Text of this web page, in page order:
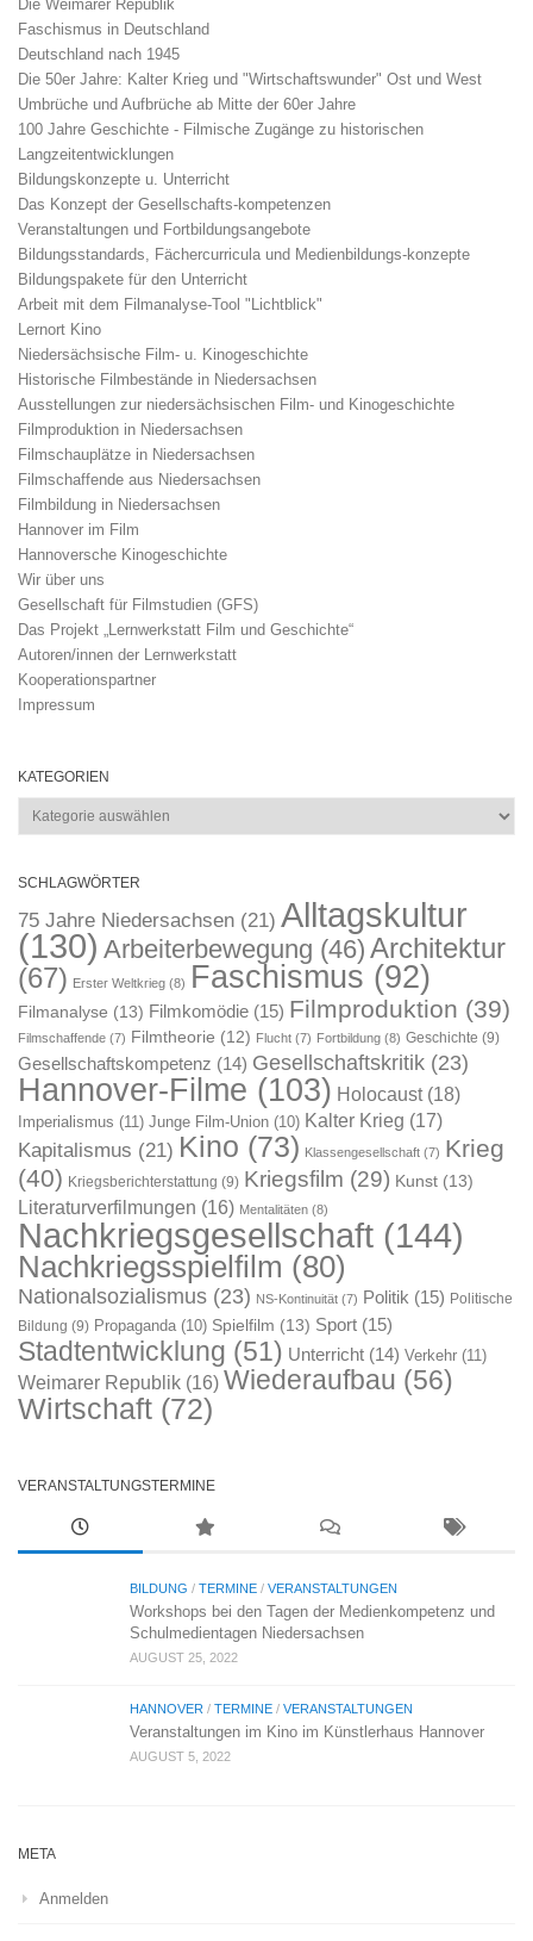
Die Weimarer Republik
Faschismus in Deutschland
Deutschland nach 1945
Die 50er Jahre: Kalter Krieg und "Wirtschaftswunder" Ost und West
Umbrüche und Aufbrüche ab Mitte der 60er Jahre
100 Jahre Geschichte - Filmische Zugänge zu historischen
Langzeitentwicklungen
Bildungskonzepte u. Unterricht
Das Konzept der Gesellschafts-kompetenzen
Veranstaltungen und Fortbildungsangebote
Bildungsstandards, Fächercurricula und Medienbildungs-konzepte
Bildungspakete für den Unterricht
Arbeit mit dem Filmanalyse-Tool "Lichtblick"
Lernort Kino
Niedersächsische Film- u. Kinogeschichte
Historische Filmbestände in Niedersachsen
Ausstellungen zur niedersächsischen Film- und Kinogeschichte
Filmproduktion in Niedersachsen
Filmschauplätze in Niedersachsen
Filmschaffende aus Niedersachsen
Filmbildung in Niedersachsen
Hannover im Film
Hannoversche Kinogeschichte
Wir über uns
Gesellschaft für Filmstudien (GFS)
Das Projekt „Lernwerkstatt Film und Geschichte“
Autoren/innen der Lernwerkstatt
Kooperationspartner
Impressum
KATEGORIEN
Kategorien
SCHLAGWÖRTER
75 Jahre Niedersachsen (21) Alltagskultur
(130) Arbeiterbewegung (46) Architektur
(67) Erster Weltkrieg (8) Faschismus (92)
Filmanalyse (13) Filmkomödie (15) Filmproduktion (39)
Filmschaffende (7) Filmtheorie (12) Flucht (7) Fortbildung (8) Geschichte (9)
Gesellschaftskompetenz (14) Gesellschaftskritik (23)
Hannover-Filme (103) Holocaust(18)
Imperialismus (11) Junge Film-Union (10) Kalter Krieg (17)
Kapitalismus (21) Kino (73) Klassengesellschaft (7) Krieg
(40) Kriegsberichterstattung (9) Kriegsfilm (29) Kunst (13)
Literaturverfilmungen (16) Mentalitäten (8)
Nachkriegsgesellschaft (144)
Nachkriegsspielfilm (80)
Nationalsozialismus (23) NS-Kontinuität (7) Politik (15) Politische
Bildung (9) Propaganda (10) Spielfilm (13) Sport (15)
Stadtentwicklung (51) Unterricht (14) Verkehr (11)
Weimarer Republik (16) Wiederaufbau (56)
Wirtschaft (72)
VERANSTALTUNGSTERMINE
BILDUNG / TERMINE / VERANSTALTUNGEN
Workshops bei den Tagen der Medienkompetenz und
Schulmedientagen Niedersachsen
AUGUST 25, 2022
HANNOVER / TERMINE / VERANSTALTUNGEN
Veranstaltungen im Kino im Künstlerhaus Hannover
AUGUST 5, 2022
META
Anmelden